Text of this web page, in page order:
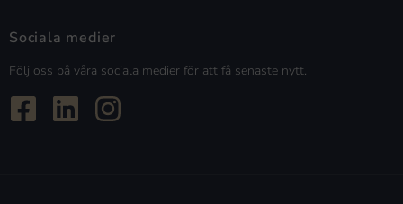
Sociala medier
Följ oss på våra sociala medier för att få senaste nytt.